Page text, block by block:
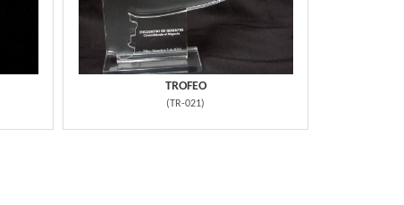
TROFEO
(TR-021)